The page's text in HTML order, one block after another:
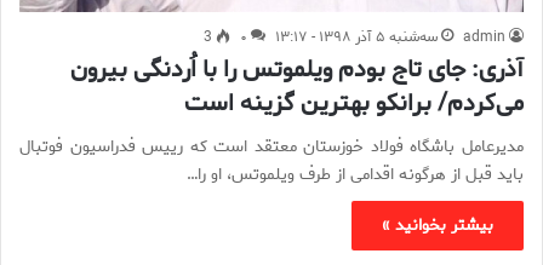
admin سه‌شنبه ۵ آذر ۱۳۹۸ - ۱۳:۱۷ ۰ 3
آذری: جای تاج بودم ویلموتس را با اُردنگی بیرون
می‌کردم/ برانکو بهترین گزینه است
مدیرعامل باشگاه فولاد خوزستان معتقد است که رییس فدراسیون فوتبال
باید قبل از هرگونه اقدامی از طرف ویلموتس، او را…
بیشتر بخوانید »